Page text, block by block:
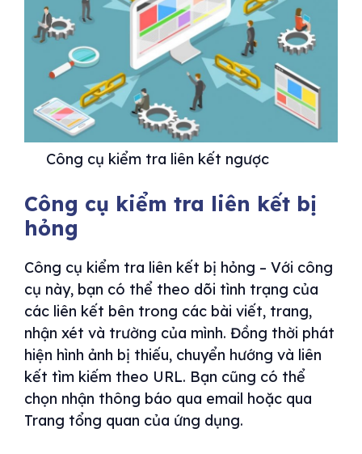
Công cụ kiểm tra liên kết ngược
Công cụ kiểm tra liên kết bị
hỏng
Công cụ kiểm tra liên kết bị hỏng – Với công
cụ này, bạn có thể theo dõi tình trạng của
các liên kết bên trong các bài viết, trang,
nhận xét và trường của mình. Đồng thời phát
hiện hình ảnh bị thiếu, chuyển hướng và liên
kết tìm kiếm theo URL. Bạn cũng có thể
chọn nhận thông báo qua email hoặc qua
Trang tổng quan của ứng dụng.